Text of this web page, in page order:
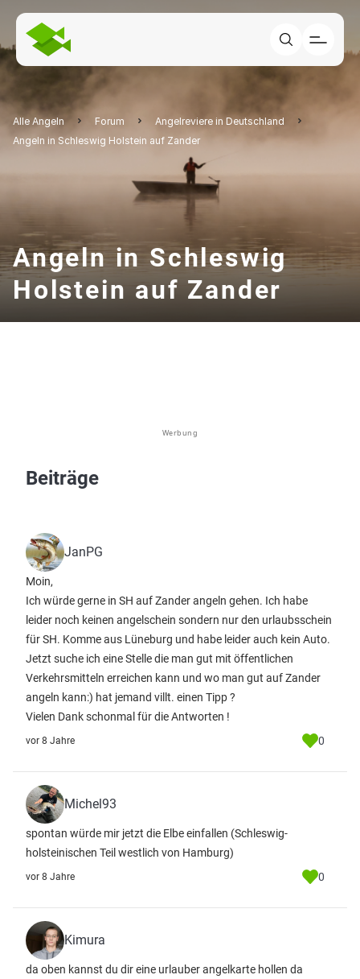
Alle Angeln Forum
Angelreviere in Deutschland
Angeln in Schleswig Holstein auf Zander
Angeln in Schleswig
Holstein auf Zander
Werbung
Beiträge
JanPG
Moin,
Ich würde gerne in SH auf Zander angeln gehen. Ich habe
leider noch keinen angelschein sondern nur den urlaubsschein
für SH. Komme aus Lüneburg und habe leider auch kein Auto.
Jetzt suche ich eine Stelle die man gut mit öffentlichen
Verkehrsmitteln erreichen kann und wo man gut auf Zander
angeln kann:) hat jemand villt. einen Tipp ?
Vielen Dank schonmal für die Antworten !
vor 8 Jahre 0
Michel93
spontan würde mir jetzt die Elbe einfallen (Schleswig-
holsteinischen Teil westlich von Hamburg)
vor 8 Jahre 0
Kimura
da oben kannst du dir eine urlauber angelkarte hollen da